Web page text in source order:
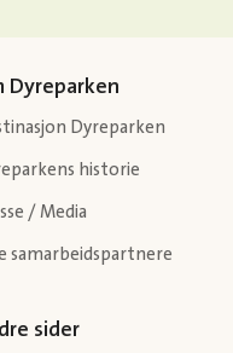
Dyreparken
Dyreparken
historie
/ Media
samarbeidspartnere
sider